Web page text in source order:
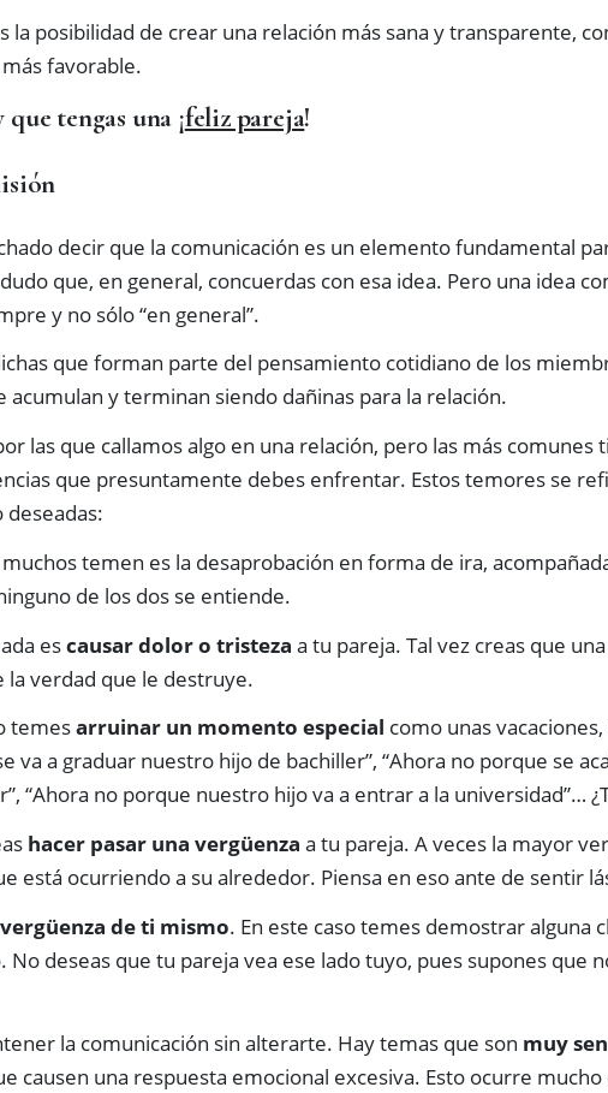
la posibilidad de crear una relación más sana y transparente,
favorable.
tengas una ¡feliz pareja!
decir que la comunicación es un elemento fundamental
que, en general, concuerdas con esa idea. Pero una idea
y no sólo “en general”.
que forman parte del pensamiento cotidiano de los
acumulan y terminan siendo dañinas para la relación.
las que callamos algo en una relación, pero las más comunes
que presuntamente debes enfrentar. Estos temores se
deseadas:
muchos temen es la desaprobación en forma de ira,
de los dos se entiende.
escausar dolor o tristeza a tu pareja. Tal vez creas que
la verdad que le destruye.
temesarruinar un momento especial como unas
va a graduar nuestro hijo de bachiller”, “Ahora no porque se
“Ahora no porque nuestro hijo va a entrar a la universidad”…
hacer pasar una vergüenza a tu pareja. A veces la mayor
está ocurriendo a su alrededor. Piensa en eso ante de sentir
vergüenza de ti mismo. En este caso temes demostrar alguna
No deseas que tu pareja vea ese lado tuyo, pues supones que
la comunicación sin alterarte. Hay temas que son muy
causen una respuesta emocional excesiva. Esto ocurre